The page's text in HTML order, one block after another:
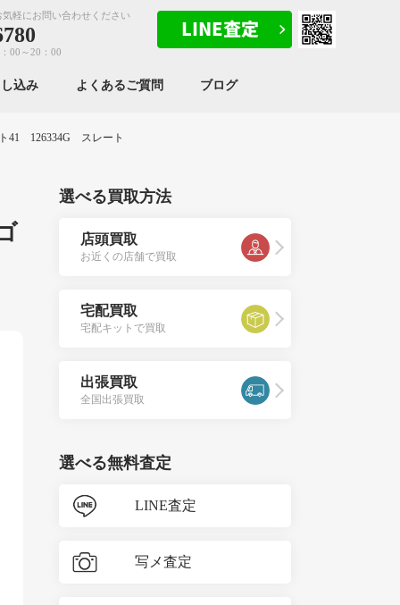
軽にお問い合わせください
00～20：00
込み よくあるご質問 ブログ
41 126334G スレート
選べる買取方法
店頭買取
お近くの店舗で買取
宅配買取
宅配キットで買取
出張買取
全国出張買取
選べる無料査定
LINE査定
写メ査定